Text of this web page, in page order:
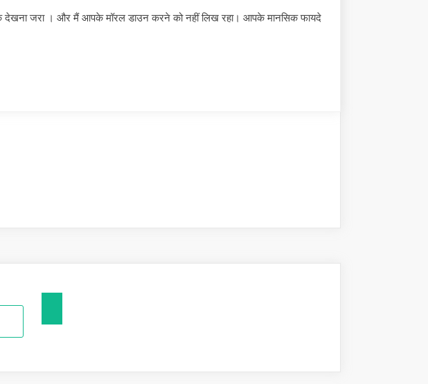
देखना जरा । और मैं आपके मॉरल डाउन करने को नहीं लिख रहा। आपके मानसिक फायदे